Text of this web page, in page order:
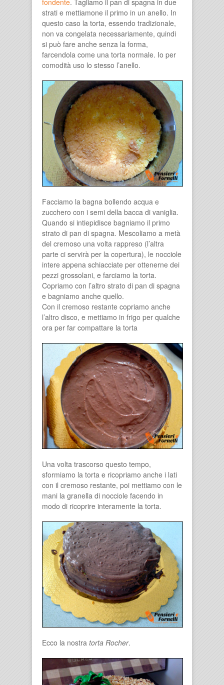
strati e mettiamone il primo in un anello. In
questo caso la torta, essendo tradizionale,
non va congelata necessariamente, quindi
si può fare anche senza la forma,
farcendola come una torta normale. Io per
comodità uso lo stesso l’anello.
Facciamo la bagna bollendo acqua e
zucchero con i semi della bacca di vaniglia.
Quando si intiepidisce bagniamo il primo
strato di pan di spagna. Mescoliamo a metà
del cremoso una volta rappreso (l’altra
parte ci servirà per la copertura), le nocciole
intere appena schiacciate per ottenerne dei
pezzi grossolani, e farciamo la torta.
Copriamo con l’altro strato di pan di spagna
e bagniamo anche quello.
Con il cremoso restante copriamo anche
l’altro disco, e mettiamo in frigo per qualche
ora per far compattare la torta
Una volta trascorso questo tempo,
sformiamo la torta e ricopriamo anche i lati
con il cremoso restante, poi mettiamo con le
mani la granella di nocciole facendo in
modo di ricoprire interamente la torta.
Ecco la nostra torta Rocher.